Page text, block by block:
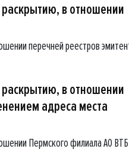
в отношении
перечней реестров
в отношении
адреса места
Пермского филиала АО ВТБ